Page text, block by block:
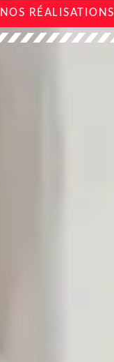
NOS RÉALISATIONS